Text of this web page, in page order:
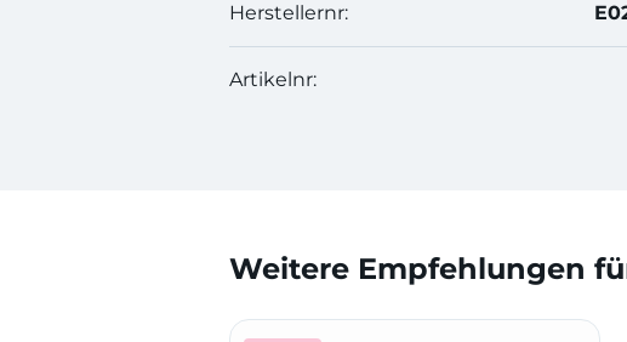
Herstellernr:
Artikelnr:
Weitere Empfehlungen